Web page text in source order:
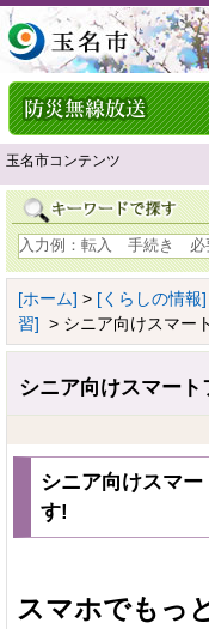
玉名市コンテンツ
[ホーム] > [くらしの情報]
習] > シニア向けスマー
シニア向けスマー
シニア向けスマ
す!
スマホでもっ